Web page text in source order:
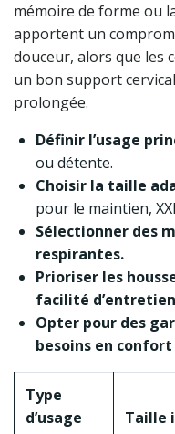
mémoire de forme ou
apportent un
douceur, alors que les
un bon support
prolongée.
Définir l’usage
ou détente.
Choisir la taille
pour le maintien,
Sélectionner des
respirantes.
Prioriser les
facilité
Opter pour des
besoins en
Type
d’usage
Taille